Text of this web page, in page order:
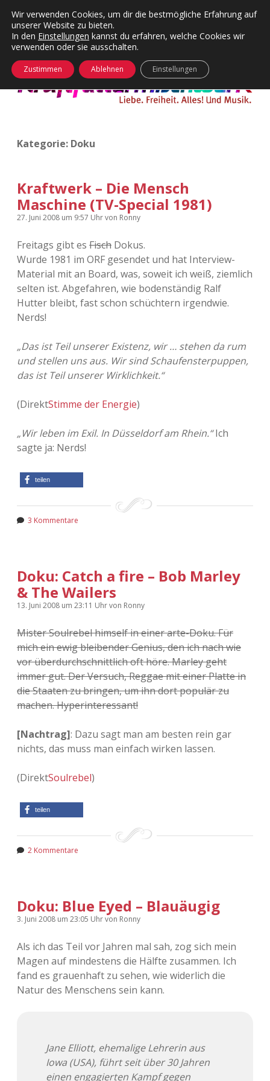
Kategorien
Menü
24 Hours Chilling
Die Wende
Kopfkinomusik
Täglicher Sinnwahn
Visuelles
KFMW-Disco
Dates
Menü
öffnen
Adventskalender 2010
Adventskalender 2012
Adventskalender 2013
Adventskalender 2015
Adventskalender 2016
Adventskalender 2017
Adventskalender 2018
Adventskalender 2023
Adventskalender 2024
facebook
instagram
rss soundcloud
vimeoBluesky
öffnen
Kategorie: Doku
Kraftwerk – Die Mensch
Maschine (TV-Special 1981)
27. Juni 2008 um 9:57 Uhrvon Ronny
Freitags gibt es Fisch Dokus.
Wurde 1981 im ORF gesendet und hat Interview-
Material mit an Board, was, soweit ich weiß, ziemlich
selten ist. Abgefahren, wie bodenständig Ralf
Hutter bleibt, fast schon schüchtern irgendwie.
Nerds!
„Das ist Teil unserer Existenz, wir … stehen da rum
und stellen uns aus. Wir sind Schaufensterpuppen,
das ist Teil unserer Wirklichkeit.“
(DirektStimme der Energie)
„Wir leben im Exil. In Düsseldorf am Rhein.“Ich
sagte ja: Nerds!
teilen
3 Kommentare
Doku: Catch a fire – Bob Marley
& The Wailers
13. Juni 2008 um 23:11 Uhrvon Ronny
Mister Soulrebel himself in einer arte-Doku. Für
mich ein ewig bleibender Genius, den ich nach wie
vor überdurchschnittlich oft höre. Marley geht
immer gut. Der Versuch, Reggae mit einer Platte in
die Staaten zu bringen, um ihn dort populär zu
machen. Hyperinteressant!
[Nachtrag]: Dazu sagt man am besten rein gar
nichts, das muss man einfach wirken lassen.
(DirektSoulrebel)
teilen
2 Kommentare
Doku: Blue Eyed – Blauäugig
3. Juni 2008 um 23:05 Uhrvon Ronny
Als ich das Teil vor Jahren mal sah, zog sich mein
Magen auf mindestens die Hälfte zusammen. Ich
fand es grauenhaft zu sehen, wie widerlich die
Natur des Menschens sein kann.
Jane Elliott, ehemalige Lehrerin aus
Iowa (USA), führt seit über 30 Jahren
einen engagierten Kampf gegen
Wir verwenden Cookies, um dir die bestmögliche Erfahrung auf
unserer Website zu bieten.
In den Einstellungen kannst du erfahren, welche Cookies wir
verwenden oder sie ausschalten.
Zustimmen Ablehnen Einstellungen